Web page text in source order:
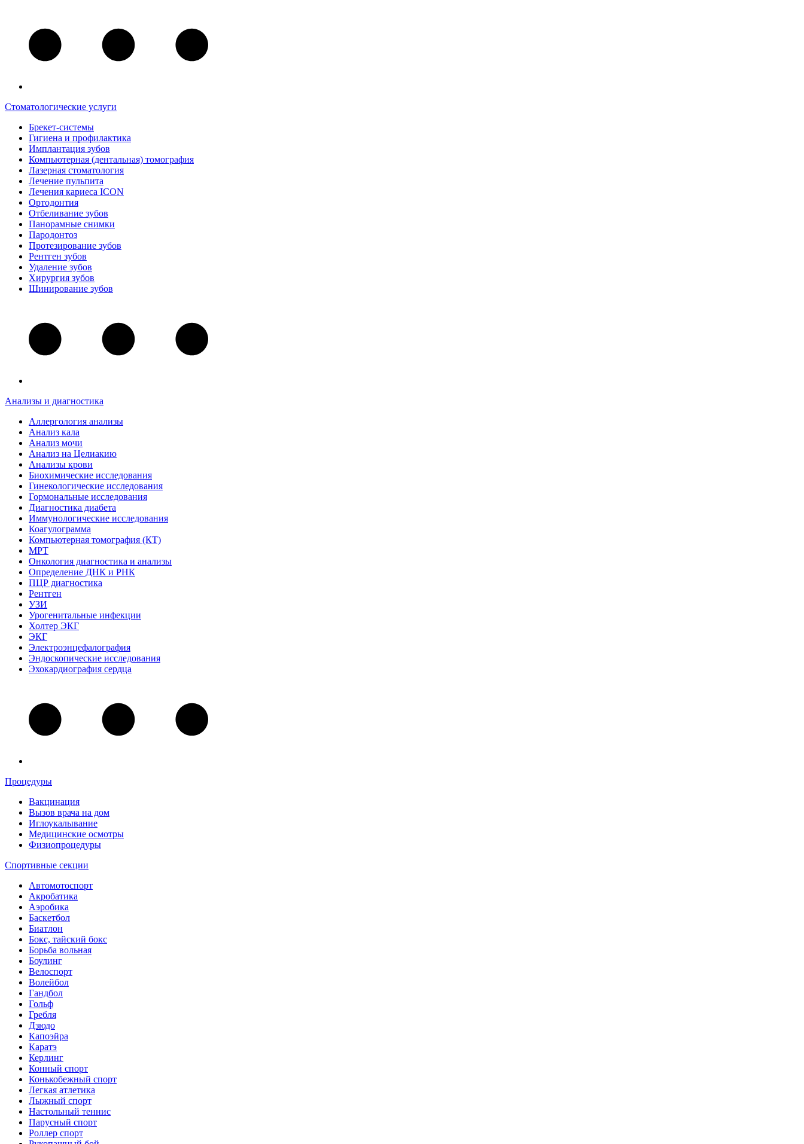
Стоматологические услуги
Брекет-системы
Гигиена и профилактика
Имплантация зубов
Компьютерная (дентальная) томография
Лазерная стоматология
Лечение пульпита
Лечения кариеса ICON
Ортодонтия
Отбеливание зубов
Панорамные снимки
Пародонтоз
Протезирование зубов
Рентген зубов
Удаление зубов
Хирургия зубов
Шинирование зубов
Анализы и диагностика
Аллергология анализы
Анализ кала
Анализ мочи
Анализ на Целиакию
Анализы крови
Биохимические исследования
Гинекологические исследования
Гормональные исследования
Диагностика диабета
Иммунологические исследования
Коагулограмма
Компьютерная томография (КТ)
МРТ
Онкология диагностика и анализы
Определение ДНК и РНК
ПЦР диагностика
Рентген
УЗИ
Урогенитальные инфекции
Холтер ЭКГ
ЭКГ
Электроэнцефалография
Эндоскопические исследования
Эхокардиография сердца
Процедуры
Вакцинация
Вызов врача на дом
Иглоукалывание
Медицинские осмотры
Физиопроцедуры
Спортивные секции
Автомотоспорт
Акробатика
Аэробика
Баскетбол
Биатлон
Бокс, тайский бокс
Борьба вольная
Боулинг
Велоспорт
Волейбол
Гандбол
Гольф
Гребля
Дзюдо
Капоэйра
Каратэ
Керлинг
Конный спорт
Конькобежный спорт
Легкая атлетика
Лыжный спорт
Настольный теннис
Парусный спорт
Роллер спорт